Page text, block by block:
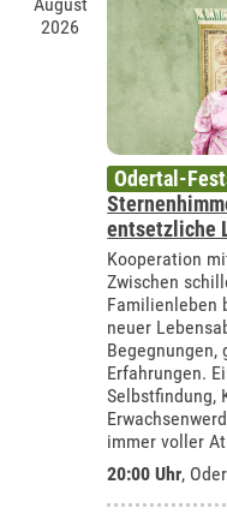
2026
Odertal-
entsetzliche
Kooperation
Zwischen
Familienleben
neuer
Begegnungen,
Erfahrungen.
Selbstfindung,
immer voller
20:00 Uhr,